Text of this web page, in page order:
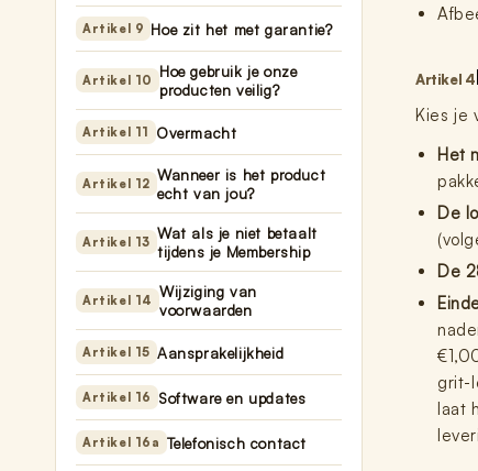
Artikel 9 Hoe zit het met garantie?
Artikel 10
Hoe gebruik je onze
producten veilig?
Artikel 11 Overmacht
Artikel 12 Wanneer is het product
echt van jou?
Artikel 13 Wat als je niet betaalt
tijdens je Membership
Artikel 14 Wijziging van
voorwaarden
Artikel 15 Aansprakelijkheid
Artikel 16 Software en updates
Artikel 16a Telefonisch contact
Artikel 4
Kies je
Het
De
De
grit-
laat